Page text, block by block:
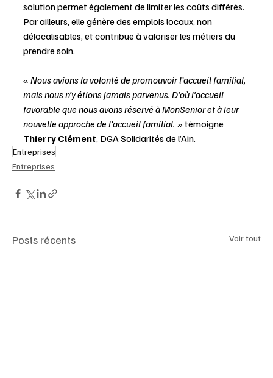
solution permet également de limiter les coûts différés.
Par ailleurs, elle génère des emplois locaux, non
délocalisables, et contribue à valoriser les métiers du
prendre soin.
« Nous avions la volonté de promouvoir l’accueil familial,
mais nous n’y étions jamais parvenus. D’où l’accueil
favorable que nous avons réservé à MonSenior et à leur
nouvelle approche de l’accueil familial. » témoigne
Thierry Clément, DGA Solidarités de l’Ain.
Entreprises
Entreprises
Posts récents Voir tout